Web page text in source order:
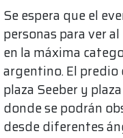
Se espera que el
personas para ver
en la máxima
argentino. El predio
plaza Seeber y
donde se podrán
desde diferentes